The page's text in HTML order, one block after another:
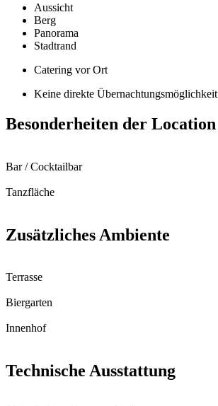
Aussicht
Berg
Panorama
Stadtrand
Catering vor Ort
Keine direkte Übernachtungsmöglichkeit
Besonderheiten der Location
Bar / Cocktailbar
Tanzfläche
Zusätzliches Ambiente
Terrasse
Biergarten
Innenhof
Technische Ausstattung